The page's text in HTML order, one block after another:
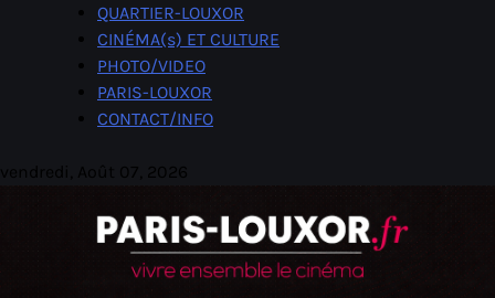
QUARTIER-LOUXOR
CINÉMA(s) ET CULTURE
PHOTO/VIDEO
PARIS-LOUXOR
CONTACT/INFO
vendredi, Août 07, 2026